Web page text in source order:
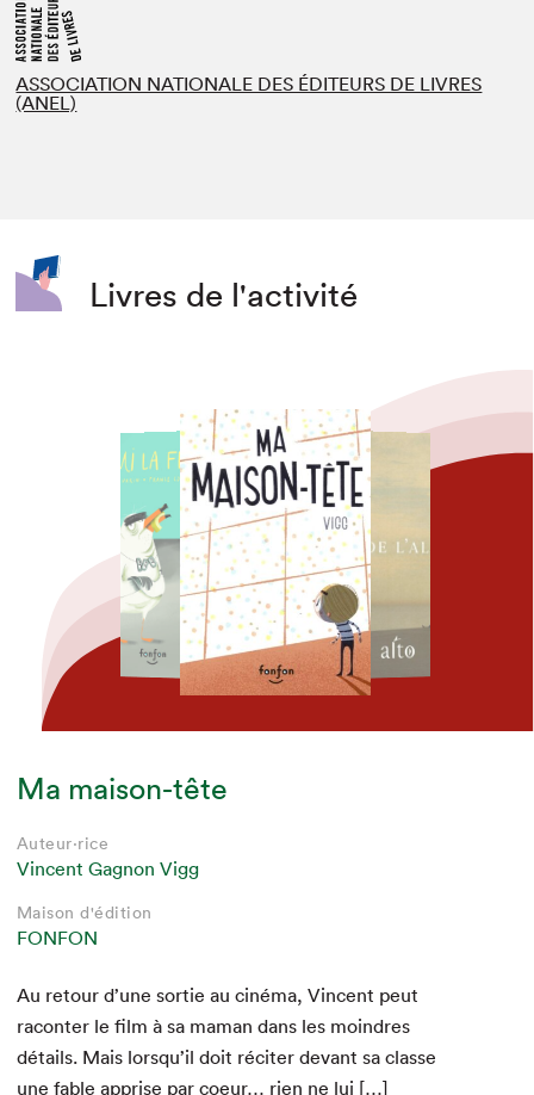
ASSOCIATION NATIONALE DES ÉDITEURS DE LIVRES
(ANEL)
Livres de l'activité
Auteur·rice
Vincent Gagnon Vigg
Maison d'édition
FONFON
Auteur·rice
CS Richardson
Maison d'édition
ALTO
Auteur·rice
Marie Hélène Poitras
Maison d'édition
ALTO
Auteur·rice
Chloé Varin
Ma maison-tête
Auteur·rice
Vincent Gagnon Vigg
Maison d'édition
FONFON
Au retour d’une sor­tie au ciné­ma, Vin­cent peut
racon­ter le film à sa maman dans les moin­dres
détails. Mais lorsqu’il doit réciter devant sa classe
une fable apprise par coeur… rien ne lui […]
Auteur·rice
CS Richardson
Maison d'édition
ALTO
Auteur·rice
Marie Hélène Poitras
Maison d'édition
ALTO
Auteur·rice
Chloé Varin
Auteur·rice
Vincent Gagnon Vigg
Maison d'édition
FONFON
Auteur·rice
CS Richardson
Maison d'édition
ALTO
Auteur·rice
Marie Hélène Poitras
Maison d'édition
ALTO
Auteur·rice
Chloé Varin